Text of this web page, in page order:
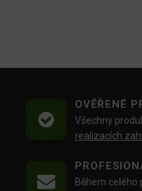
OVĚŘENÉ
Všechny
realizacích
Během